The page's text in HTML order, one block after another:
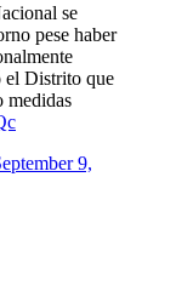
se
pese haber
el Distrito que
medidas
9,